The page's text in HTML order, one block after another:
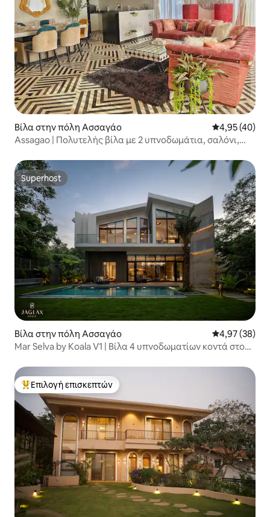
Βίλα στην πόλη Ασσαγάο Μέση
4,95 (40)
Assagao | Πολυτελής βίλα με 2 υπνοδωμάτια, σαλόνι,
Superhost
Superhost
Βίλα στην πόλη Ασσαγάο Μέση
4,97 (38)
Mar Selva by Koala V1 | Βίλα 4 υπνοδωματίων κοντά στο
Κορυφαία επιλογή επισκεπτών
Επιλογή επισκεπτών